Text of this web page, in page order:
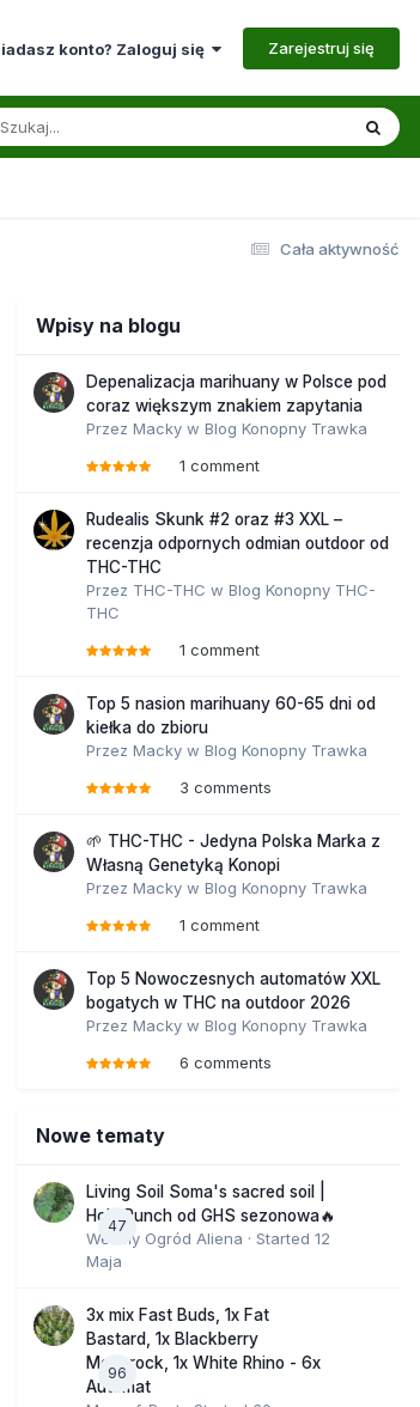
konto? Zaloguj się Zarejestruj się
Cała aktywność
Wpisy na blogu
Depenalizacja marihuany w Polsce pod
coraz większym znakiem zapytania
Przez Macky w Blog Konopny Trawka
1 comment
Rudealis Skunk #2 oraz #3 XXL –
recenzja odpornych odmian outdoor od
THC-THC
Przez THC-THC w Blog Konopny THC-
THC
1 comment
Top 5 nasion marihuany 60-65 dni od
kiełka do zbioru
Przez Macky w Blog Konopny Trawka
3 comments
🌱 THC-THC - Jedyna Polska Marka z
Własną Genetyką Konopi
Przez Macky w Blog Konopny Trawka
1 comment
Top 5 Nowoczesnych automatów XXL
bogatych w THC na outdoor 2026
Przez Macky w Blog Konopny Trawka
6 comments
Nowe tematy
47
Living Soil Soma's sacred soil |
Holy Punch od GHS sezonowa🔥
Wesoły Ogród Aliena · Started 12
Maja
96
3x mix Fast Buds, 1x Fat
Bastard, 1x Blackberry
Moonrock, 1x White Rhino - 6x
Automat